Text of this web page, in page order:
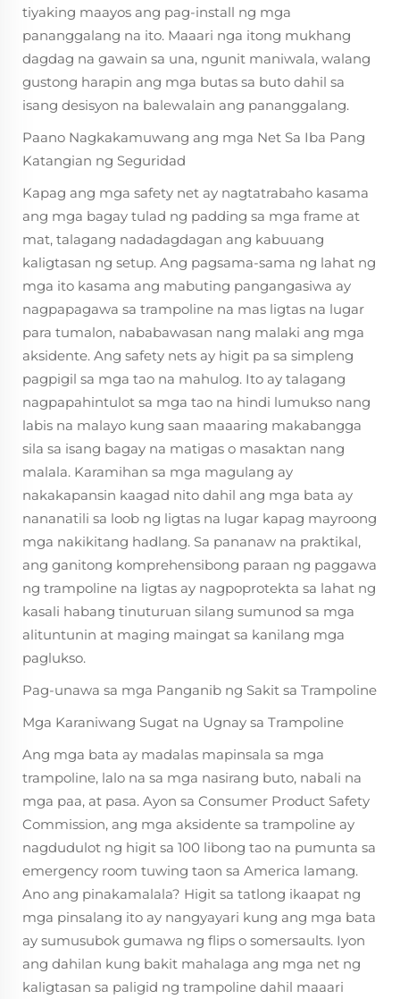
tiyaking maayos ang pag-install ng mga
pananggalang na ito. Maaari nga itong mukhang
dagdag na gawain sa una, ngunit maniwala, walang
gustong harapin ang mga butas sa buto dahil sa
isang desisyon na balewalain ang pananggalang.
Paano Nagkakamuwang ang mga Net Sa Iba Pang
Katangian ng Seguridad
Kapag ang mga safety net ay nagtatrabaho kasama
ang mga bagay tulad ng padding sa mga frame at
mat, talagang nadadagdagan ang kabuuang
kaligtasan ng setup. Ang pagsama-sama ng lahat ng
mga ito kasama ang mabuting pangangasiwa ay
nagpapagawa sa trampoline na mas ligtas na lugar
para tumalon, nababawasan nang malaki ang mga
aksidente. Ang safety nets ay higit pa sa simpleng
pagpigil sa mga tao na mahulog. Ito ay talagang
nagpapahintulot sa mga tao na hindi lumukso nang
labis na malayo kung saan maaaring makabangga
sila sa isang bagay na matigas o masaktan nang
malala. Karamihan sa mga magulang ay
nakakapansin kaagad nito dahil ang mga bata ay
nananatili sa loob ng ligtas na lugar kapag mayroong
mga nakikitang hadlang. Sa pananaw na praktikal,
ang ganitong komprehensibong paraan ng paggawa
ng trampoline na ligtas ay nagpoprotekta sa lahat ng
kasali habang tinuturuan silang sumunod sa mga
alituntunin at maging maingat sa kanilang mga
paglukso.
Pag-unawa sa mga Panganib ng Sakit sa Trampoline
Mga Karaniwang Sugat na Ugnay sa Trampoline
Ang mga bata ay madalas mapinsala sa mga
trampoline, lalo na sa mga nasirang buto, nabali na
mga paa, at pasa. Ayon sa Consumer Product Safety
Commission, ang mga aksidente sa trampoline ay
nagdudulot ng higit sa 100 libong tao na pumunta sa
emergency room tuwing taon sa America lamang.
Ano ang pinakamalala? Higit sa tatlong ikaapat ng
mga pinsalang ito ay nangyayari kung ang mga bata
ay sumusubok gumawa ng flips o somersaults. Iyon
ang dahilan kung bakit mahalaga ang mga net ng
kaligtasan sa paligid ng trampoline dahil maaari